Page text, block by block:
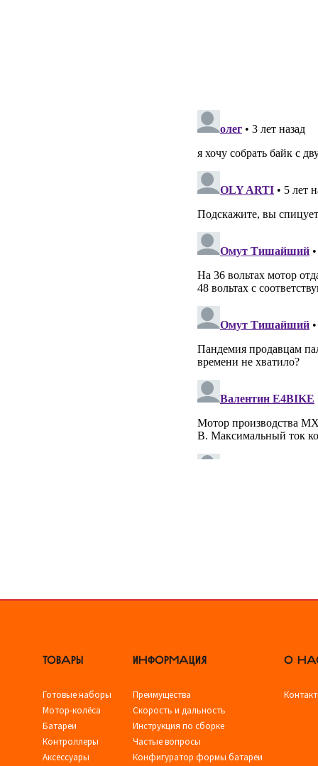
ТОВАРЫ
Готовые наборы
Мотор-колёса
Батареи
Контроллеры
Аксессуары
ИНФОРМАЦИЯ
Преимущества
Скорость и дальность
Инструкция по сборке
Частые вопросы
Конфигуратор формы батареи
О